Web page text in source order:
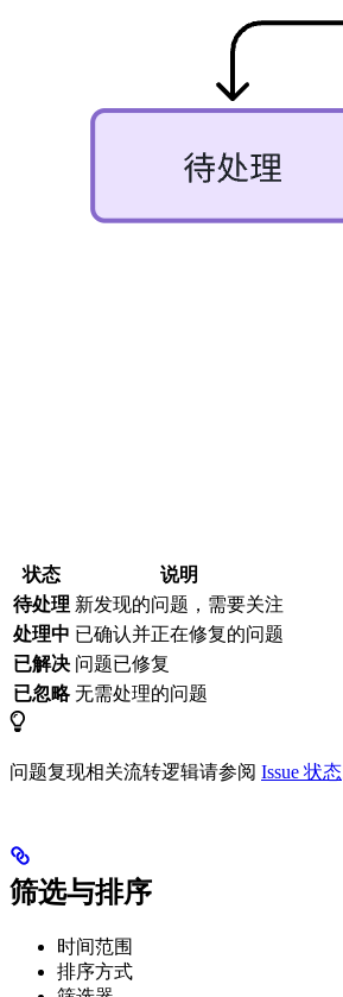
状态
说明
待处理 新发现的问题，需要关注
处理中 已确认并正在修复的问题
已解决 问题已修复
已忽略 无需处理的问题
问题复现相关流转逻辑请参阅 Issue 状态
筛选与排序
时间范围
排序方式